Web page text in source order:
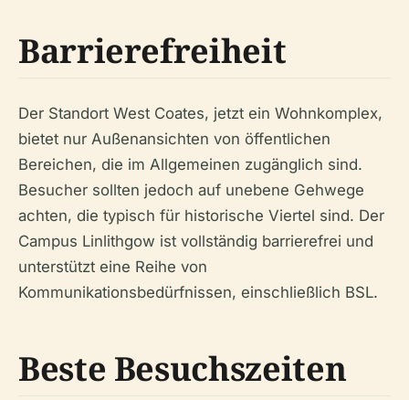
Barrierefreiheit
Der Standort West Coates, jetzt ein Wohnkomplex,
bietet nur Außenansichten von öffentlichen
Bereichen, die im Allgemeinen zugänglich sind.
Besucher sollten jedoch auf unebene Gehwege
achten, die typisch für historische Viertel sind. Der
Campus Linlithgow ist vollständig barrierefrei und
unterstützt eine Reihe von
Kommunikationsbedürfnissen, einschließlich BSL.
Beste Besuchszeiten